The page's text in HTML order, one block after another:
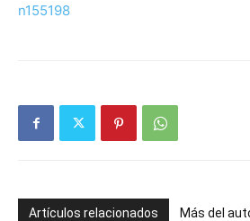
n155198
Artículos relacionados Más del